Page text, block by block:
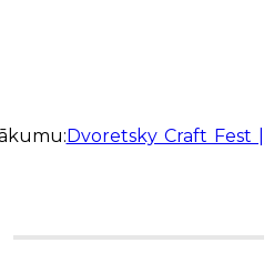
Dvoretsky Craft Fest |